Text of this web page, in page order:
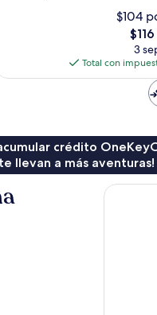
$104
El
es
3
Total con
crédito
llevan a más aventuras!